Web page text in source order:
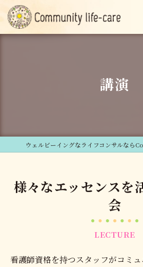
講演
様々なエッセンスを
会
LECTURE
看護師資格を持つスタッフがコミ